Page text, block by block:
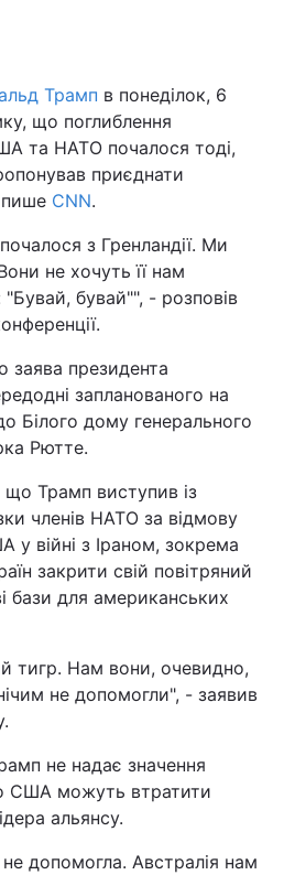
Трамп в понеділок, 6
що поглиблення
та НАТО почалося тоді,
приєднати
CNN.
з Гренландії. Ми
не хочуть її нам
"Бувай, бувай"", - розповів
заява президента
запланованого на
Білого дому генерального
Рютте.
що Трамп виступив із
членів НАТО за відмову
війні з Іраном, зокрема
закрити свій повітряний
бази для американських
тигр. Нам вони, очевидно,
не допомогли", - заявив
не надає значення
США можуть втратити
альянсу.
допомогла. Австралія нам